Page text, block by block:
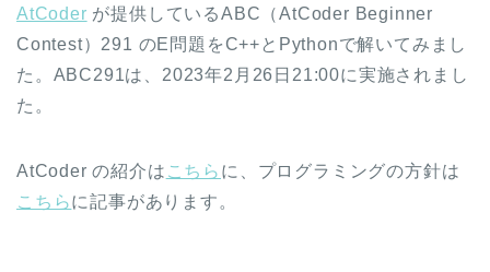
AtCoder が提供しているABC（AtCoder Beginner
Contest）291 のE問題をC++とPythonで解いてみまし
た。ABC291は、2023年2月26日21:00に実施されまし
た。
AtCoder の紹介は こちら に、プログラミングの方針は
こちらに記事があります。